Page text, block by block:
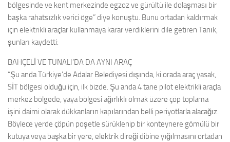
bölgesinde ve kent merkezinde egzoz ve gürültü ile dolaşması bir
başka rahatsızlık verici öge” diye konuştu. Bunu ortadan kaldırmak
için elektrikli araçlar kullanmaya karar verdiklerini dile getiren Tanık,
şunları kaydetti:
BAHÇELİ VE TUNALI’DA DA AYNI ARAÇ
“Şu anda Türkiye’de Adalar Belediyesi dışında, ki orada araç yasak,
SİT bölgesi olduğu için, ilk bizde. Şu anda 4 tane pilot elektrikli araçla
merkez bölgede, yaya bölgesi ağırlıklı olmak üzere çöp toplama
işini daimi olarak dükkanların kapılarından belli periyotlarla alacağız.
Böylece yerde çöpün poşetle sürüklenip bir konteynere gömülü bir
kutuya veya başka bir yere, elektrik direği dibine yığılmasını ortadan